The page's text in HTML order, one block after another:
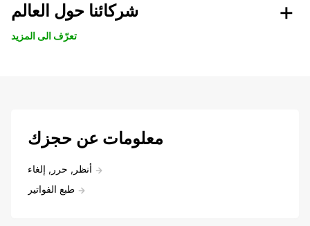
شركائنا حول العالم
تعرّف الى المزيد
معلومات عن حجزك
أنظر, حرر, إلغاء
طبع الفواتير